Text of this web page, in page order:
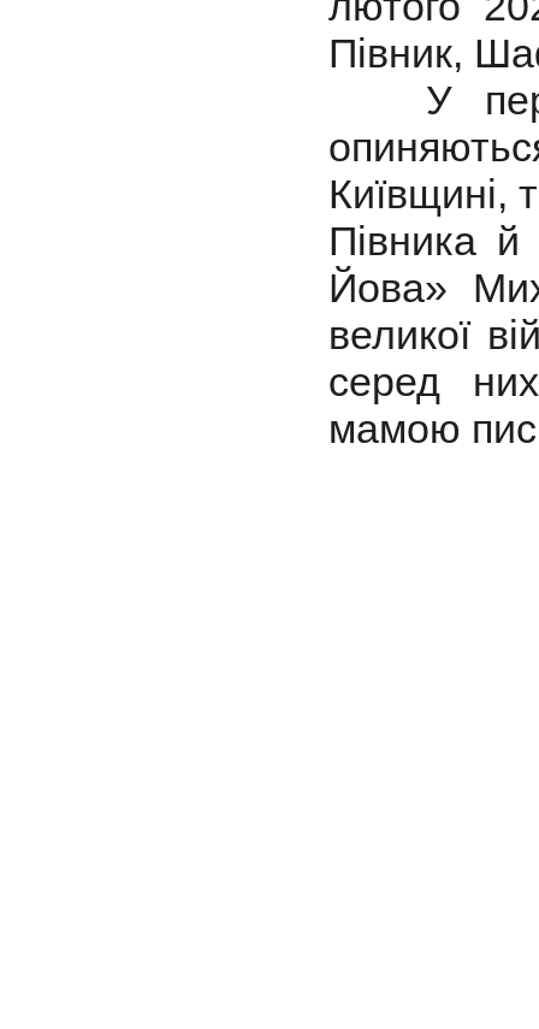
Півник,
У
Київщині,
Півника
Йова»
великої
серед
мамою